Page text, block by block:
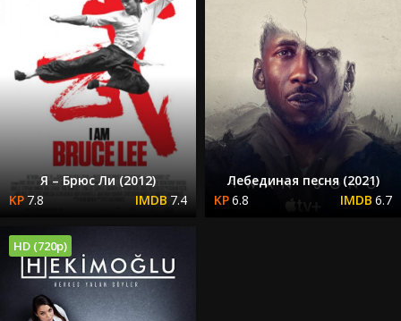
Я – Брюс Ли (2012)
7.8
7.4
Лебединая песня (2021)
6.8
6.7
HD (720p)